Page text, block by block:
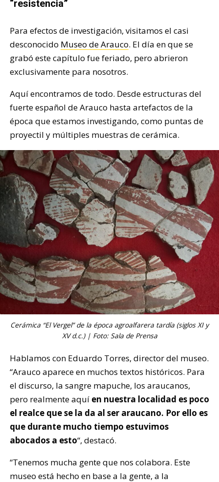
“resistencia”
Para efectos de investigación, visitamos el casi
desconocido Museo de Arauco. El día en que se
grabó este capítulo fue feriado, pero abrieron
exclusivamente para nosotros.
Aquí encontramos de todo. Desde estructuras del
fuerte español de Arauco hasta artefactos de la
época que estamos investigando, como puntas de
proyectil y múltiples muestras de cerámica.
Cerámica “El Vergel” de la época agroalfarera tardía (siglos XI y
XV d.c.) | Foto: Sala de Prensa
Hablamos con Eduardo Torres, director del museo.
“Arauco aparece en muchos textos históricos. Para
el discurso, la sangre mapuche, los araucanos,
pero realmente aquí en nuestra localidad es poco
el realce que se la da al ser araucano. Por ello es
que durante mucho tiempo estuvimos
abocados a esto“, destacó.
“Tenemos mucha gente que nos colabora. Este
museo está hecho en base a la gente, a la